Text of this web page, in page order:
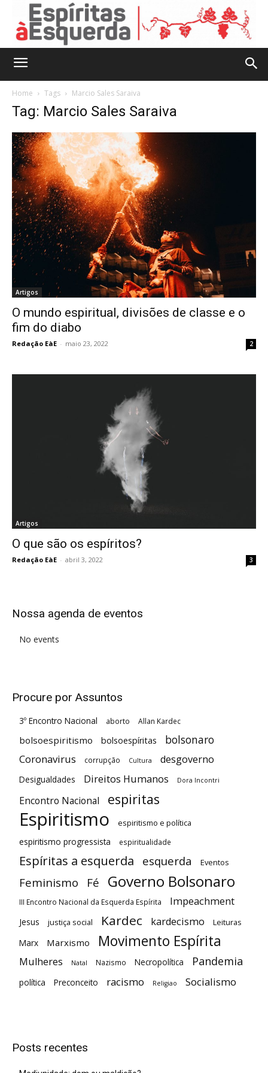
Home Tags Marcio Sales Saraiva
Tag: Marcio Sales Saraiva
Artigos
O mundo espiritual, divisões de classe e o
fim do diabo
Redação EàE - maio 23, 2022 2
Artigos
O que são os espíritos?
Redação EàE - abril 3, 2022 3
Nossa agenda de eventos
No events
Procure por Assuntos
3º Encontro Nacional aborto Allan Kardec
bolsoespiritismo bolsoespíritas bolsonaro
Coronavirus corrupção Cultura desgoverno
Desigualdades Direitos Humanos Dora Incontri
Encontro Nacional espiritas
Espiritismo espiritismo e política
espiritismo progressista espiritualidade
Espíritas a esquerda esquerda Eventos
Feminismo Fé Governo Bolsonaro
III Encontro Nacional da Esquerda Espírita Impeachment
Jesus justiça social Kardec kardecismo Leituras
Marx Marxismo Movimento Espírita
Mulheres Natal Nazismo Necropolítica Pandemia
política Preconceito racismo Religiao Socialismo
Posts recentes